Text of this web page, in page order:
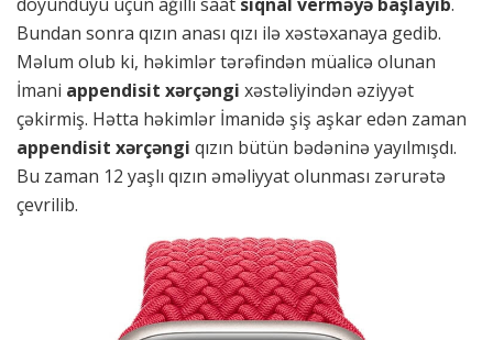
Bundan sonra qızın anası qızı ilə xəstəxanaya gedib.
Məlum olub ki, həkimlər tərəfindən müalicə olunan
İmani appendisit xərçəngi xəstəliyindən əziyyət
çəkirmiş. Hətta həkimlər İmanidə şiş aşkar edən zaman
appendisit xərçəngi qızın bütün bədəninə yayılmışdı.
Bu zaman 12 yaşlı qızın əməliyyat olunması zərurətə
çevrilib.